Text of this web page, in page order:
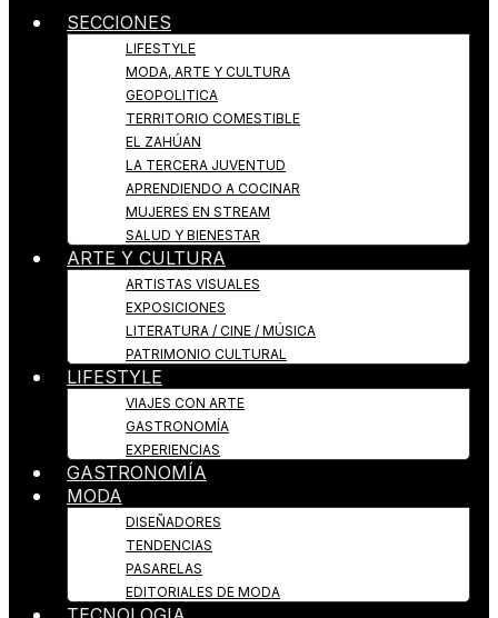
SECCIONES
LIFESTYLE
MODA, ARTE Y CULTURA
GEOPOLITICA
TERRITORIO COMESTIBLE
EL ZAHÚAN
LA TERCERA JUVENTUD
APRENDIENDO A COCINAR
MUJERES EN STREAM
SALUD Y BIENESTAR
ARTE Y CULTURA
ARTISTAS VISUALES
EXPOSICIONES
LITERATURA / CINE / MÚSICA
PATRIMONIO CULTURAL
LIFESTYLE
VIAJES CON ARTE
GASTRONOMÍA
EXPERIENCIAS
GASTRONOMÍA
MODA
DISEÑADORES
TENDENCIAS
PASARELAS
EDITORIALES DE MODA